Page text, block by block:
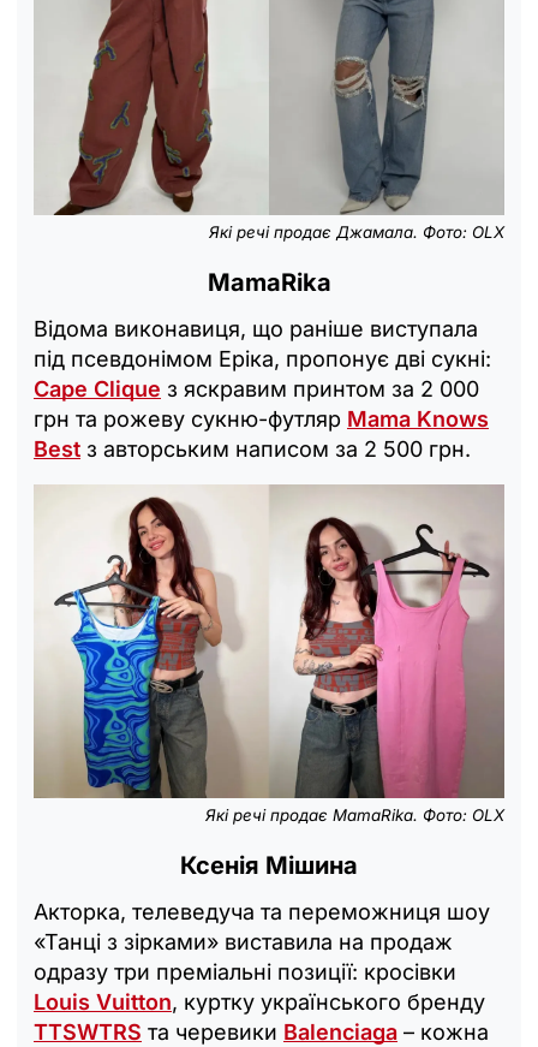
Які речі продає Джамала. Фото: OLX
MamaRika
Відома виконавиця, що раніше виступала
під псевдонімом Еріка, пропонує дві сукні:
Cape Clique з яскравим принтом за 2 000
грн та рожеву сукню-футляр Mama Knows
Best з авторським написом за 2 500 грн.
Які речі продає MamaRika. Фото: OLX
Ксенія Мішина
Акторка, телеведуча та переможниця шоу
«Танці з зірками» виставила на продаж
одразу три преміальні позиції: кросівки
Louis Vuitton, куртку українського бренду
TTSWTRS та черевики Balenciaga – кожна